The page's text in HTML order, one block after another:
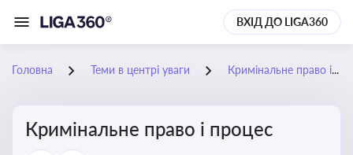
ВХІД ДО LIGA360
Головна Теми в центрі уваги Кримінальне право і процес
Кримінальне право і процес